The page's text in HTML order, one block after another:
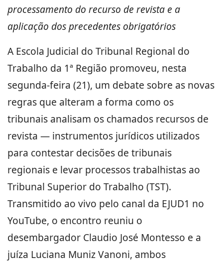
processamento do recurso de revista e a
aplicação dos precedentes obrigatórios
A Escola Judicial do Tribunal Regional do
Trabalho da 1ª Região promoveu, nesta
segunda-feira (21), um debate sobre as novas
regras que alteram a forma como os
tribunais analisam os chamados recursos de
revista — instrumentos jurídicos utilizados
para contestar decisões de tribunais
regionais e levar processos trabalhistas ao
Tribunal Superior do Trabalho (TST).
Transmitido ao vivo pelo canal da EJUD1 no
YouTube, o encontro reuniu o
desembargador Claudio José Montesso e a
juíza Luciana Muniz Vanoni, ambos